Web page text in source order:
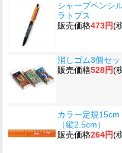
シャープペンシ
ラトプス
販売価格473円(
消しゴム3個セ
販売価格528円(
カラー定規
（縦2.5cm）
販売価格264円(